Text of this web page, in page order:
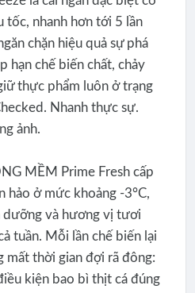
tốc, nhanh hơn tới 5 lần
chặn hiệu quả sự phá
hạn chế biến chất, chảy
thực phẩm luôn ở trạng
Nhanh thực sự.
ảnh.
MỀM Prime Fresh cấp
hảo ở mức khoảng -3°C,
dưỡng và hương vị tươi
tuần. Mỗi lần chế biến lại
thời gian đợi rã đông:
kiện bao bì thịt cá đúng